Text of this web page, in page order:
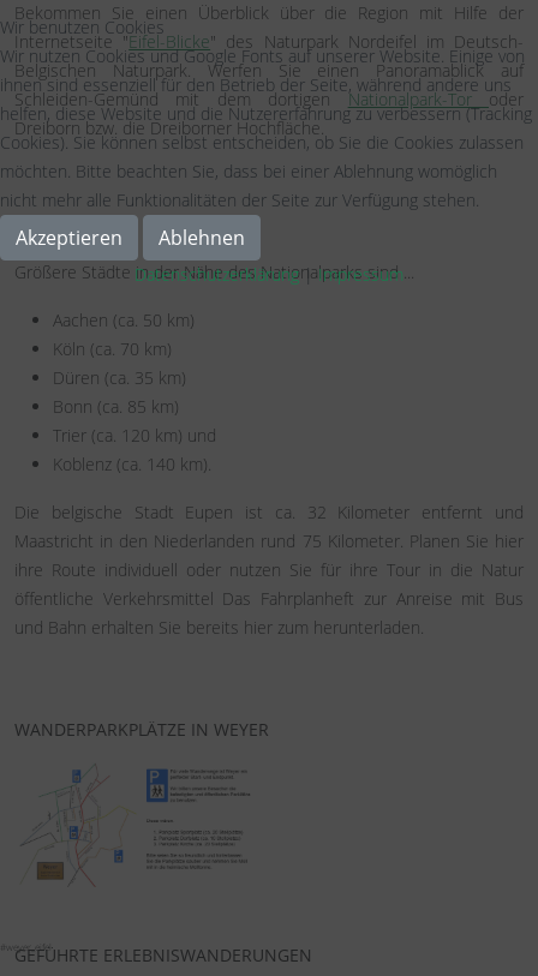
#weyer_eifel
Bekommen Sie einen Überblick über die Region mit Hilfe der
Internetseite "Eifel-Blicke" des Naturpark Nordeifel im Deutsch-
Belgischen Naturpark. Werfen Sie einen Panoramablick auf
Schleiden-Gemünd mit dem dortigenNationalpark-Toroder
Dreiborn bzw. die Dreiborner Hochfläche.
Größere Städte in der Nähe des Nationalparks sind ...
Aachen (ca. 50 km)
Köln (ca. 70 km)
Düren (ca. 35 km)
Bonn (ca. 85 km)
Trier (ca. 120 km) und
Koblenz (ca. 140 km).
Die belgische Stadt Eupen ist ca. 32 Kilometer entfernt und
Maastricht in den Niederlanden rund 75 Kilometer. Planen Sie hier
ihre Route individuell oder nutzen Sie für ihre Tour in die Natur
öffentliche Verkehrsmittel Das Fahrplanheft zur Anreise mit Bus
und Bahn erhalten Sie bereits hier zum herunterladen.
WANDERPARKPLÄTZE IN WEYER
GEFÜHRTE ERLEBNISWANDERUNGEN
Wir benutzen Cookies
Wir nutzen Cookies und Google Fonts auf unserer Website. Einige von
ihnen sind essenziell für den Betrieb der Seite, während andere uns
helfen, diese Website und die Nutzererfahrung zu verbessern (Tracking
Cookies). Sie können selbst entscheiden, ob Sie die Cookies zulassen
möchten. Bitte beachten Sie, dass bei einer Ablehnung womöglich
nicht mehr alle Funktionalitäten der Seite zur Verfügung stehen.
Akzeptieren Ablehnen
Datenschutzerklärung|Impressum